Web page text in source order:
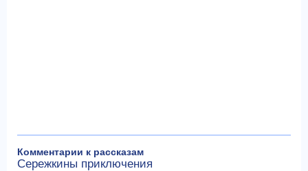
Комментарии к рассказам
Сережкины приключения